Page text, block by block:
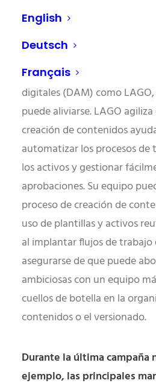
English
Deutsch
Français
rendimiento es inmensa y los
limitados.
Con una sólida solución de
digitales (DAM) como
puede aliviarse. LAGO
creación de contenidos
automatizar los procesos
los activos y gestionar
aprobaciones. Su equipo
proceso de creación de
uso de plantillas y activos
al implantar flujos de
asegurarse de que puede
ambiciosas con un equipo
cuellos de botella en la
contenidos o el versionado.
Durante la última campaña
ejemplo, las principales